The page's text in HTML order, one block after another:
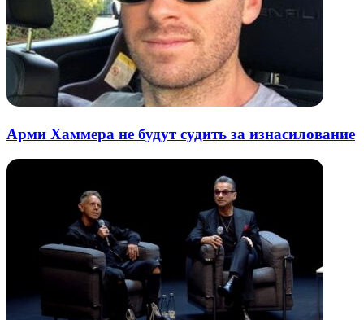
Арми Хаммера не будут судить за изнасилование